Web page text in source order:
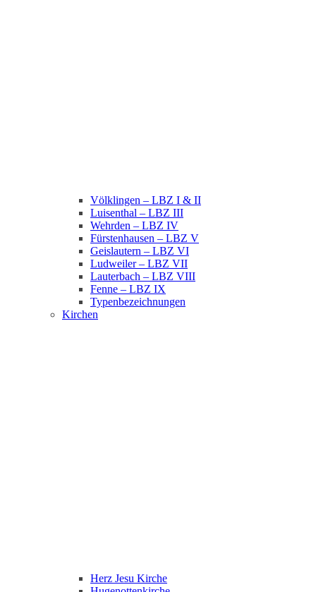
Völklingen – LBZ I & II
Luisenthal – LBZ III
Wehrden – LBZ IV
Fürstenhausen – LBZ V
Geislautern – LBZ VI
Ludweiler – LBZ VII
Lauterbach – LBZ VIII
Fenne – LBZ IX
Typenbezeichnungen
Kirchen
Herz Jesu Kirche